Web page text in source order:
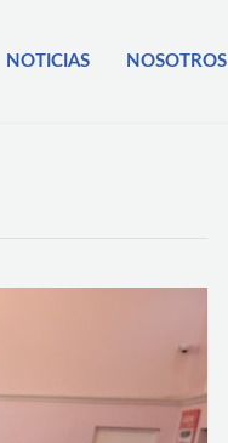
NOTICIAS NOSOTROS